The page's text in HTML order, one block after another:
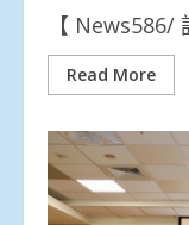
【 News586/
Read More